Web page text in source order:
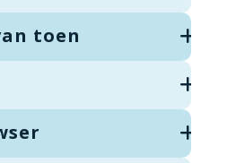
toen